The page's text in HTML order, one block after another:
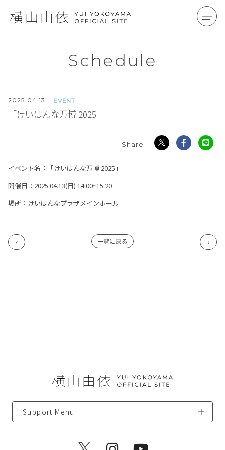
Schedule
2025. 04.13 EVENT
「けいはんな万博 2025」
イベント名：「けいはんな万博 2025」
開催日：2025.04.13(日) 14:00~15:20
場所：けいはんなプラザメインホール
一覧に戻る
Support Menu